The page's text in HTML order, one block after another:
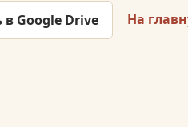
Google Drive На